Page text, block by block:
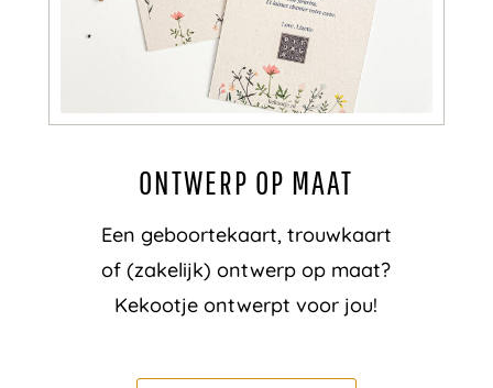
ONTWERP OP MAAT
Een geboortekaart, trouwkaart
of (zakelijk) ontwerp op maat?
Kekootje ontwerpt voor jou!